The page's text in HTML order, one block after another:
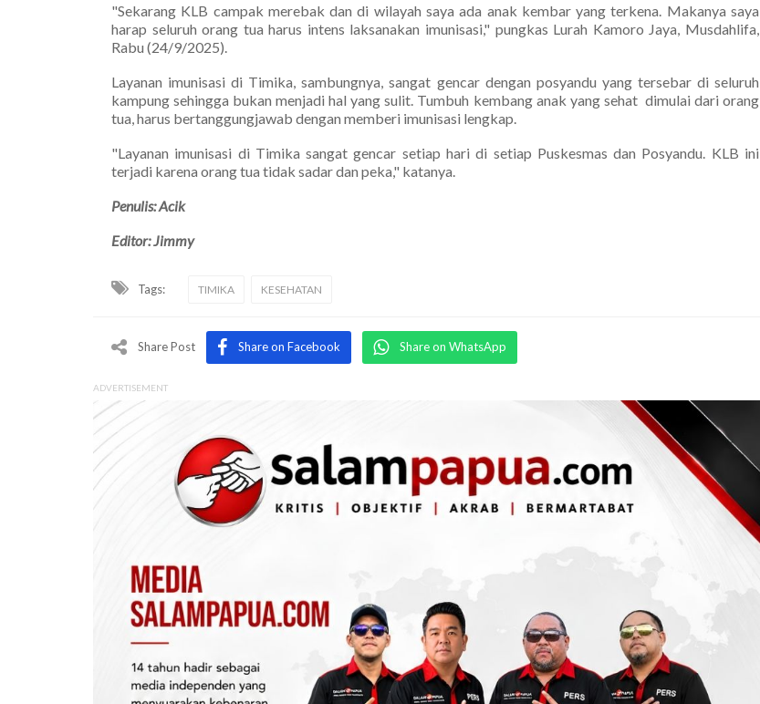
"Sekarang KLB campak merebak dan di wilayah saya ada anak kembar yang terkena. Makanya saya
harap seluruh orang tua harus intens laksanakan imunisasi," pungkas Lurah Kamoro Jaya, Musdahlifa,
Rabu (24/9/2025).
Layanan imunisasi di Timika, sambungnya, sangat gencar dengan posyandu yang tersebar di seluruh
kampung sehingga bukan menjadi hal yang sulit. Tumbuh kembang anak yang sehat dimulai dari orang
tua, harus bertanggungjawab dengan memberi imunisasi lengkap.
"Layanan imunisasi di Timika sangat gencar setiap hari di setiap Puskesmas dan Posyandu. KLB ini
terjadi karena orang tua tidak sadar dan peka," katanya.
Penulis: Acik
Editor: Jimmy
Tags: TIMIKA KESEHATAN
Share Post Share on Facebook Share on WhatsApp
ADVERTISEMENT